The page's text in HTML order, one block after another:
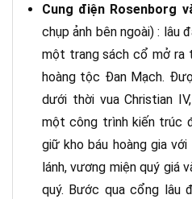
Cung điện Rosenborg
chụp ảnh bên ngoài) : lâu
một trang sách cổ mở ra
hoàng tộc Đan Mạch.
dưới thời vua Christian
một công trình kiến trúc
giữ kho báu hoàng gia
lánh, vương miện quý giá
quý. Bước qua cổng lâu